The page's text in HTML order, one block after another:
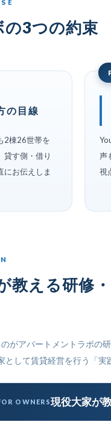
3つの約束
の目線
2棟26世帯を
貸す側・借り
にお伝えしま
声
視
教える研修
がアパートメントラボの研
して賃貸経営を行う「実
OWNERS現役大家が